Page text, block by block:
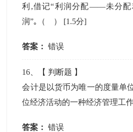
利,借记“利润分配——未分配
润”｡（ ） [1.5分]
答案： 错误
16 、【 判断题 】
会计是以货币为唯一的度量单
位经济活动的一种经济管理工
答案： 错误